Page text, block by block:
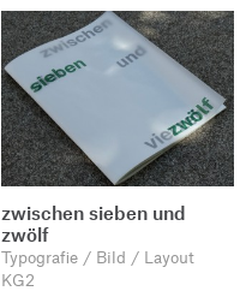
zwischen sieben und
zwölf
Typografie / Bild / Layout
KG2